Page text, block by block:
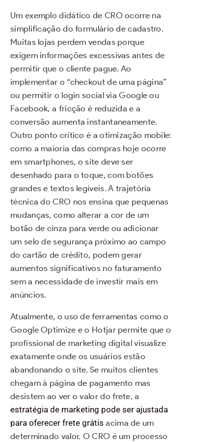
Um exemplo didático de CRO ocorre na
simplificação do formulário de cadastro.
Muitas lojas perdem vendas porque
exigem informações excessivas antes de
permitir que o cliente pague. Ao
implementar o “checkout de uma página”
ou permitir o login social via Google ou
Facebook, a fricção é reduzida e a
conversão aumenta instantaneamente.
Outro ponto crítico é a otimização mobile:
como a maioria das compras hoje ocorre
em smartphones, o site deve ser
desenhado para o toque, com botões
grandes e textos legíveis. A trajetória
técnica do CRO nos ensina que pequenas
mudanças, como alterar a cor de um
botão de cinza para verde ou adicionar
um selo de segurança próximo ao campo
do cartão de crédito, podem gerar
aumentos significativos no faturamento
sem a necessidade de investir mais em
anúncios.
Atualmente, o uso de ferramentas como o
Google Optimize e o Hotjar permite que o
profissional de marketing digital visualize
exatamente onde os usuários estão
abandonando o site. Se muitos clientes
chegam à página de pagamento mas
desistem ao ver o valor do frete, a
estratégia de marketing pode ser ajustada
para oferecer frete grátis acima de um
determinado valor. O CRO é um processo